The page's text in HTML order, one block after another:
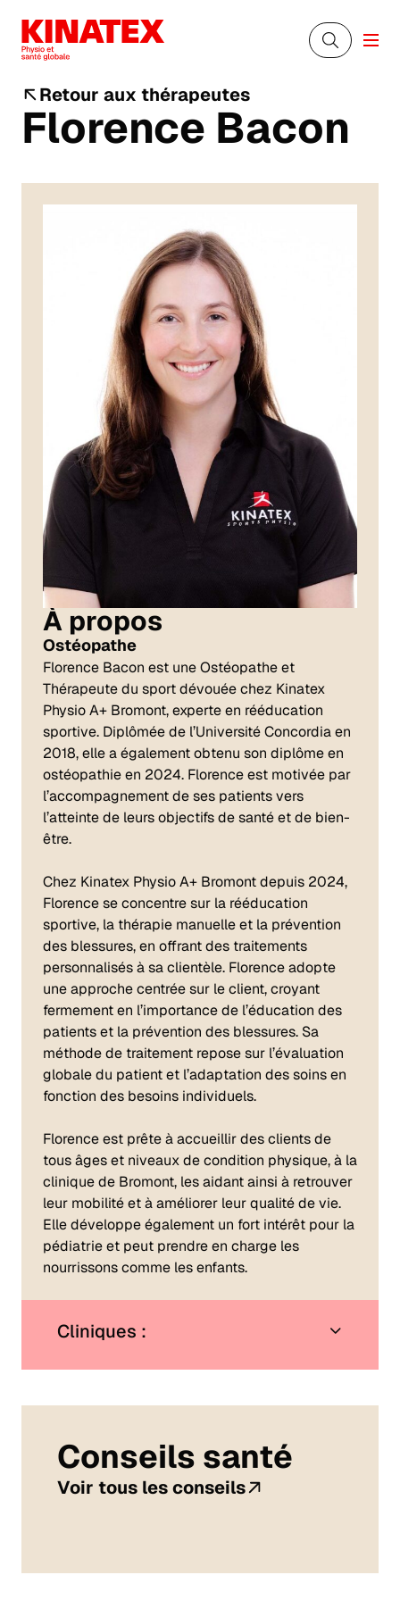
Retour aux thérapeutes
Florence Bacon
À propos
Ostéopathe
Florence Bacon est une Ostéopathe et
Thérapeute du sport dévouée chez Kinatex
Physio A+ Bromont, experte en rééducation
sportive. Diplômée de l’Université Concordia en
2018, elle a également obtenu son diplôme en
ostéopathie en 2024. Florence est motivée par
l’accompagnement de ses patients vers
l’atteinte de leurs objectifs de santé et de bien-
être.
Chez Kinatex Physio A+ Bromont depuis 2024,
Florence se concentre sur la rééducation
sportive, la thérapie manuelle et la prévention
des blessures, en offrant des traitements
personnalisés à sa clientèle. Florence adopte
une approche centrée sur le client, croyant
fermement en l’importance de l’éducation des
patients et la prévention des blessures. Sa
méthode de traitement repose sur l’évaluation
globale du patient et l’adaptation des soins en
fonction des besoins individuels.
Florence est prête à accueillir des clients de
tous âges et niveaux de condition physique, à la
clinique de Bromont, les aidant ainsi à retrouver
leur mobilité et à améliorer leur qualité de vie.
Elle développe également un fort intérêt pour la
pédiatrie et peut prendre en charge les
nourrissons comme les enfants.
Cliniques :
Conseils santé
Voir tous les conseils